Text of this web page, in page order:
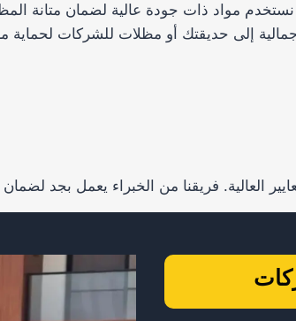
نستخدم مواد ذات جودة عالية لضمان متانة
إلى حديقتك أو مظلات للشركات لحماية
العالية. فريقنا من الخبراء يعمل بجد